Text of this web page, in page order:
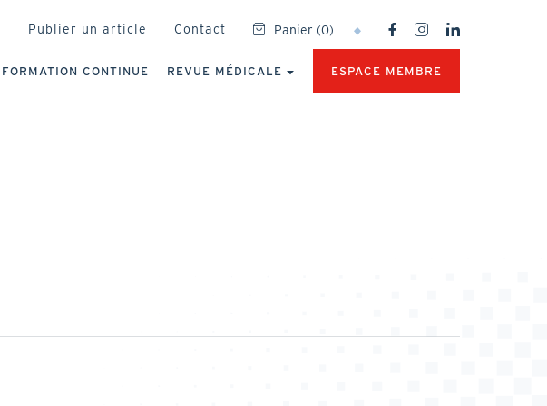
Publier un article Contact Panier (0)
SOCIAL
NETWORKS
FORMATION CONTINUE REVUE MÉDICALE ESPACE MEMBRE